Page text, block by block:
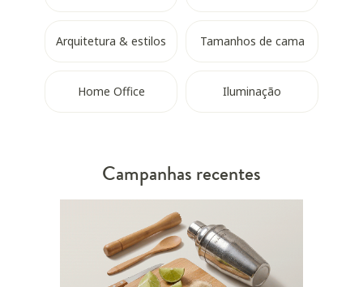
Arquitetura & estilos Tamanhos de cama
Home Office Iluminação
Campanhas recentes